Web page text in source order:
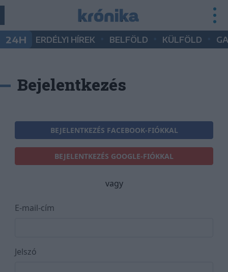
24H ERDÉLYI HÍREK BELFÖLD KÜLFÖLD
Bejelentkezés
BEJELENTKEZÉS FACEBOOK-FIÓKKAL
BEJELENTKEZÉS GOOGLE-FIÓKKAL
vagy
E-mail-cím
Jelszó